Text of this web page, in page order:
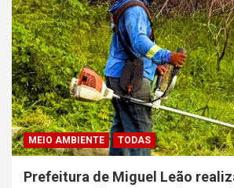
MEIO AMBIENTE TODAS
Prefeitura de Miguel Leão